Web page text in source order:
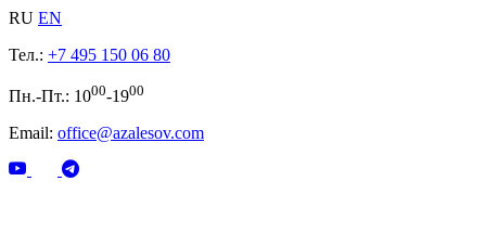
RU EN
Тел.: +7 495 150 06 80
Пн.-Пт.: 1000-1900
Email: office@azalesov.com